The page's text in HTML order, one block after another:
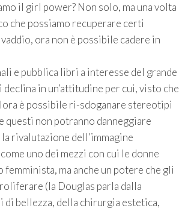
il girl power? Non solo, ma una volta
che possiamo recuperare certi
ora non è possibile cadere in
e pubblica libri a interesse del grande
in un’attitudine per cui, visto che
è possibile ri-sdoganare stereotipi
questi non potranno danneggiare
rivalutazione dell’immagine
uno dei mezzi con cui le donne
ma anche un potere che gli
(la Douglas parla dalla
di bellezza, della chirurgia estetica,